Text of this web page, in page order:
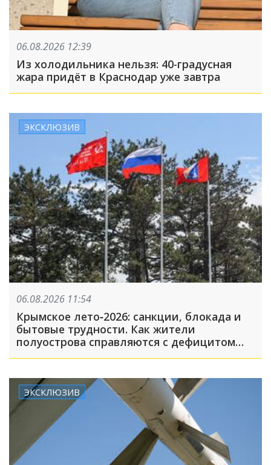
06.08.2026 12:39
Из холодильника нельзя: 40-градусная
жара придёт в Краснодар уже завтра
ЭКСКЛЮЗИВ
06.08.2026 11:54
Крымское лето‑2026: санкции, блокада и
бытовые трудности. Как жители
полуострова справляются с дефицитом
топлива, света и воды
ЭКСКЛЮЗИВ